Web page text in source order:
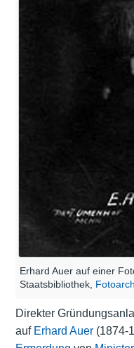
Erhard Auer auf einer
Staatsbibliothek,
Direkter
auf Erhard Auer(1874-